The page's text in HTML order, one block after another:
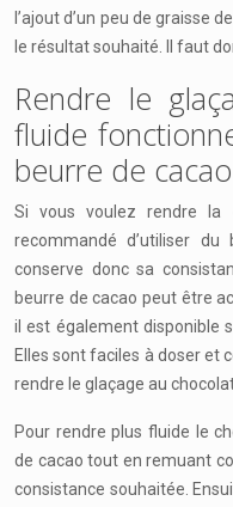
l’ajout d’un peu de graisse
le résultat souhaité. Il faut
Rendre le
fluide
beurre de cacao
Si vous voulez rendre la
recommandé d’utiliser
conserve donc sa
beurre de cacao peut être
il est également disponible
Elles sont faciles à doser et
rendre le glaçage au
Pour rendre plus fluide le
de cacao tout en remuant
consistance souhaitée.